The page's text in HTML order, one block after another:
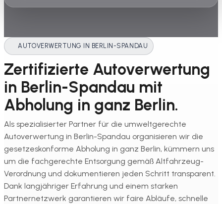
AUTOVERWERTUNG IN BERLIN-SPANDAU
Zertifizierte Autoverwertung
in Berlin-Spandau mit
Abholung in ganz Berlin.
Als spezialisierter Partner für die umweltgerechte
Autoverwertung in Berlin-Spandau organisieren wir die
gesetzeskonforme Abholung in ganz Berlin, kümmern uns
um die fachgerechte Entsorgung gemäß Altfahrzeug-
Verordnung und dokumentieren jeden Schritt transparent.
Dank langjähriger Erfahrung und einem starken
Partnernetzwerk garantieren wir faire Abläufe, schnelle